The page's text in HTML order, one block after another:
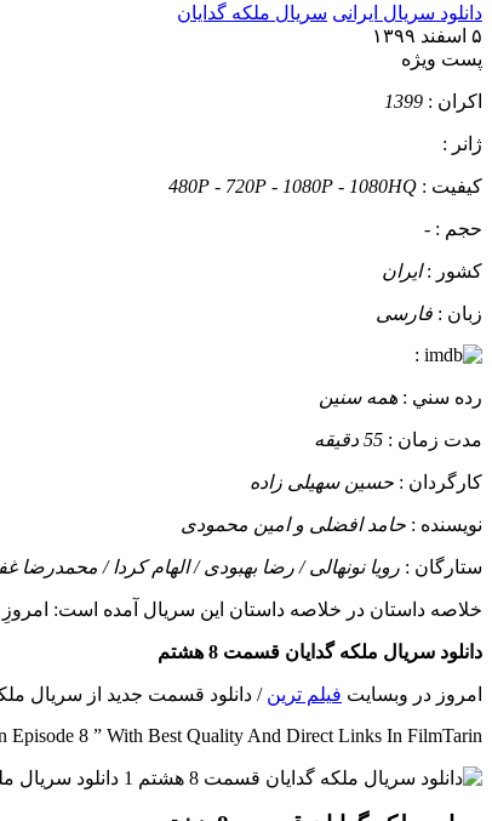
دانلود سریال ایرانی سریال ملکه گدایان
۵ اسفند ۱۳۹۹
پست ويژه
اکران : 1399
ژانر :
کيفيت : 480P - 720P - 1080P - 1080HQ
حجم : -
کشور :ایران
زبان : فارسی
:
رده سني : همه سنین
مدت زمان : 55 دقیقه
کارگردان : حسین سهیلی زاده
نويسنده : حامد افضلی و امین محمودی
ستارگان : رویا نونهالی / رضا بهبودی / الهام کردا /
خلاصه داستان در خلاصه داستان این سریال آمده است:
دانلود سریال ملکه گدایان قسمت 8 هشتم
امروز در وبسایت فیلم ترین / دانلود قسمت جدید از سریال ملکه گدایان – 8 با هنرنمایی رویا نونهالی به همراه لینک مستقیم و
Episode 8 ” With Best Quality And Direct Links In FilmTarin